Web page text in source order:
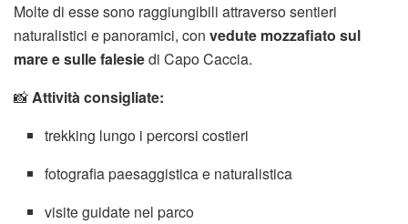
Molte di esse sono raggiungibili attraverso sentieri
naturalistici e panoramici, con vedute mozzafiato sul
mare e sulle falesiedi Capo Caccia.
📸Attività consigliate:
trekking lungo i percorsi costieri
fotografia paesaggistica e naturalistica
visite guidate nel parco